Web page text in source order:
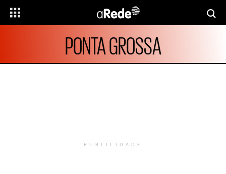
PONTA GROSSA
PUBLICIDADE